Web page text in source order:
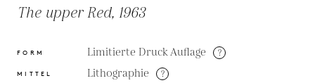
The upper Red, 1963
FORM Limitierte Druck Auflage ?
MITTEL Lithographie ?